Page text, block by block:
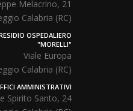
Melacrino, 21
Calabria (RC)
OSPEDALIERO
"MORELLI"
Viale Europa
Calabria (RC)
AMMINISTRATIVI
Spirito Santo, 24